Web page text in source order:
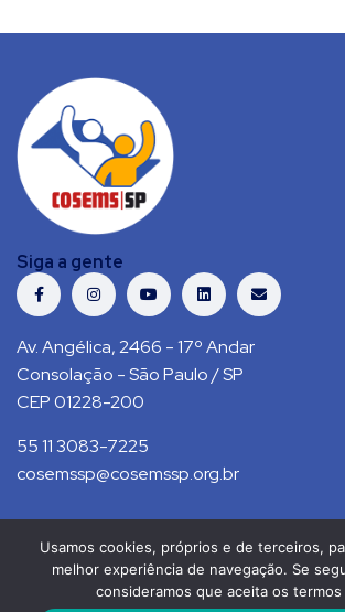
Siga a gente
Av. Angélica, 2466 - 17º Andar
Consolação - São Paulo / SP
CEP 01228-200
55 11 3083-7225
cosemssp@cosemssp.org.br
Política de Privacidade Contato
Usamos cookies, próprios e de terceiros,
melhor experiência de navegação. Se
consideramos que aceita os